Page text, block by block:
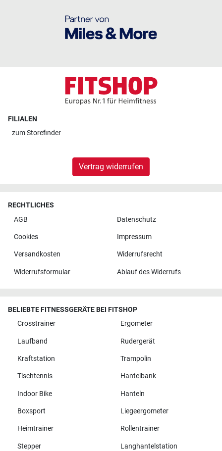
FILIALEN
zumStorefinder
Vertrag widerrufen
RECHTLICHES
AGB
Datenschutz
Cookies Impressum
Versandkosten Widerrufsrecht
Widerrufsformular Ablauf des Widerrufs
BELIEBTE FITNESSGERÄTE BEI FITSHOP
Crosstrainer
Ergometer
Laufband Rudergerät
Kraftstation Trampolin
Tischtennis Hantelbank
Indoor Bike Hanteln
Boxsport Liegeergometer
Heimtrainer Rollentrainer
Stepper Langhantelstation